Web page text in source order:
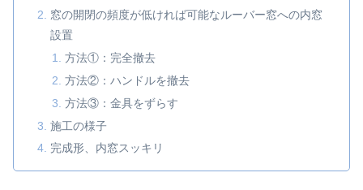
窓の開閉の頻度が低ければ可能なルーバー窓への内窓
設置
方法①：完全撤去
方法②：ハンドルを撤去
方法③：金具をずらす
施工の様子
完成形、内窓スッキリ